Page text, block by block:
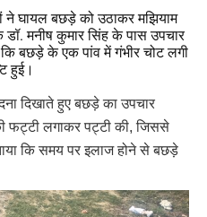
ने घायल बछड़े को उठाकर मझियाम
डॉ. मनीष कुमार सिंह के पास उपचार
बछड़े के एक पांव में गंभीर चोट लगी
हुई।
दिखाते हुए बछड़े का उपचार
फट्टी लगाकर पट्टी की, जिससे
कि समय पर इलाज होने से बछड़े